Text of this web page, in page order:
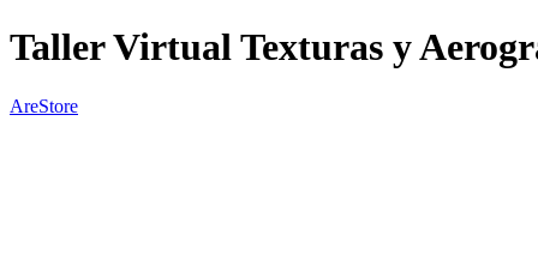
Taller Virtual Texturas y
AreStore